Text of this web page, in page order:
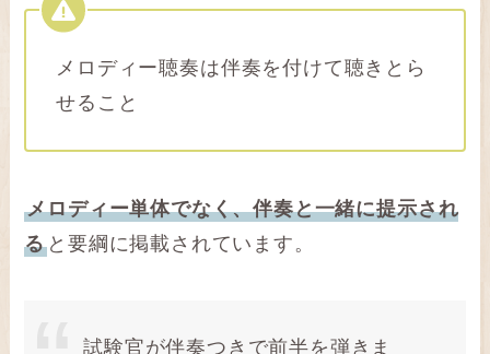
メロディー聴奏は伴奏を付けて聴きとら
せること
メロディー単体でなく、伴奏と一緒に提示され
る と要綱に掲載されています。
試験官が伴奏つきで前半を弾きま